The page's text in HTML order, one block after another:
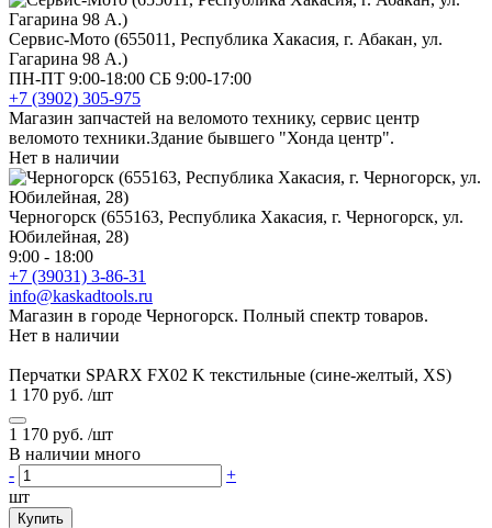
Сервис-Мото (655011, Республика Хакасия, г. Абакан, ул.
Гагарина 98 А.)
ПН-ПТ 9:00-18:00 СБ 9:00-17:00
+7 (3902) 305-975
Магазин запчастей на веломото технику, сервис центр
веломото техники.Здание бывшего "Хонда центр".
Нет в наличии
Черногорск (655163, Республика Хакасия, г. Черногорск, ул.
Юбилейная, 28)
9:00 - 18:00
+7 (39031) 3-86-31
info@kaskadtools.ru
Магазин в городе Черногорск. Полный спектр товаров.
Нет в наличии
Перчатки SPARX FX02 K текстильные (сине-желтый, XS)
1 170 руб. /шт
1 170 руб. /шт
В наличии много
-
+
шт
Купить